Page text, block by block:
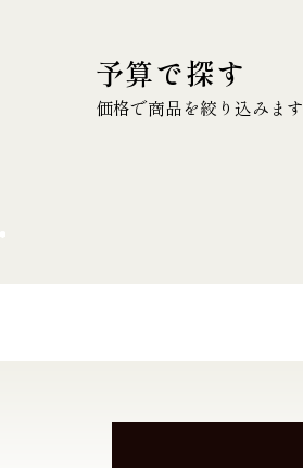
予算で探す
価格で商品を絞り込みます